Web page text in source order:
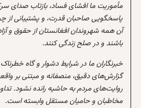
مأموریت ما افشای فساد، بازتاب صدای
پاسخگویی صاحبان قدرت، و پشتیبانی از
آن همه شهروندان افغانستان از حقوق و
باشند و در صلح زندگی کنند.
خبرنگاران ما در شرایط دشوار و گاه
گزارش‌های دقیق، منصفانه و مبتنی بر
روایت‌های مردم به حاشیه رانده نشود.
مخاطبان و حامیان مستقل وابسته است.